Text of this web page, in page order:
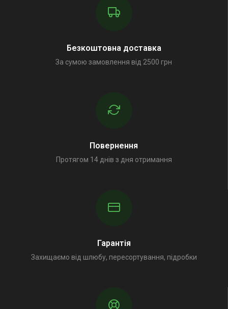
Безкоштовна доставка
За сумою замовлення від 2500 грн
Повернення
Протягом 14 днів з дня отримання
Гарантія
Захищаємо від шлюбу, пересортування, підробки